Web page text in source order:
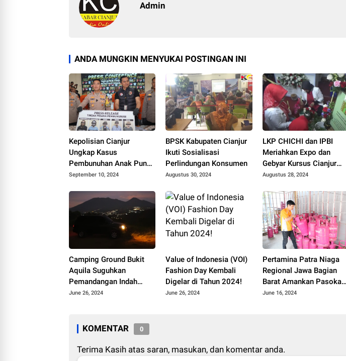
Admin
ANDA MUNGKIN MENYUKAI POSTINGAN INI
Kepolisian Cianjur
Ungkap Kasus
Pembunuhan Anak Punk,
Lima Tersangka Ditahan
September 10, 2024
BPSK Kabupaten Cianjur
Ikuti Sosialisasi
Perlindungan Konsumen
Augustus 30, 2024
LKP CHICHI dan IPBI
Meriahkan Expo dan
Gebyar Kursus Cianjur
2024
Augustus 28, 2024
Camping Ground Bukit
Aquila Suguhkan
Pemandangan Indah
Gunung Gede-Pangrango
June 26, 2024
Value of Indonesia (VOI)
Fashion Day Kembali
Digelar di Tahun 2024!
June 26, 2024
Pertamina Patra Niaga
Regional Jawa Bagian
Barat Amankan Pasokan
BBM dan LPG Jelang Idul
June 16, 2024
KOMENTAR 0
Terima Kasih atas saran, masukan, dan komentar anda.